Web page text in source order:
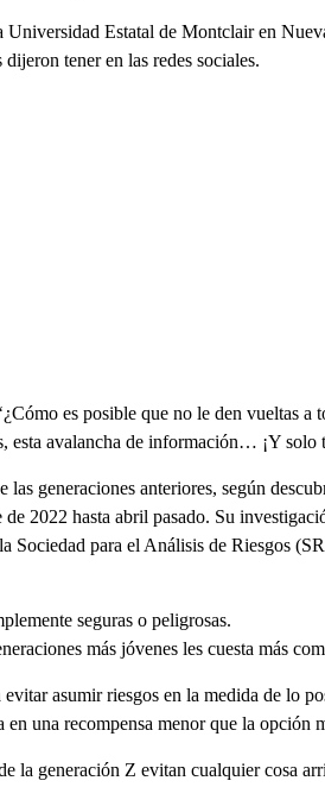
Estatal de Montclair en
tener en las redes sociales.
es posible que no le den vueltas a
avalancha de información… ¡Y solo
generaciones anteriores, según
2022 hasta abril pasado. Su
Sociedad para el Análisis de Riesgos
seguras o peligrosas.
más jóvenes les cuesta más
asumir riesgos en la medida de lo
una recompensa menor que la opción
la generación Z evitan cualquier cosa